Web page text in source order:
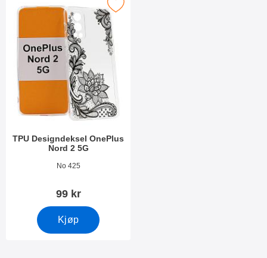
TPU Designdeksel OnePlus
Nord 2 5G
Varenummer 41567
No 425
99 kr
Kjøp
tPU Designdeksel OnePlus Nord 2 5G som favoritt